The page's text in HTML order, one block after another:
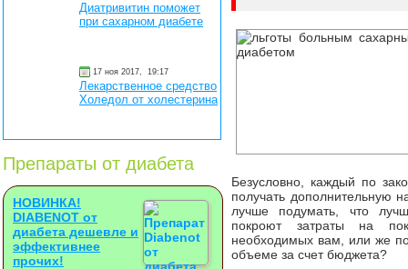
Диатривитин поможет
при сахарном диабете
17 ноя 2017, 19:17
Лекарственное средство
Холедол от холестерина
Препараты от диабета
НОВИНКА!
DIABENOT от
диабета дешевле и
эффективнее
прочих!
Безусловно, каждый по
получать дополнительную
лучше подумать, что
покроют затраты на
необходимых вам, или же
объеме за счет бюджета?